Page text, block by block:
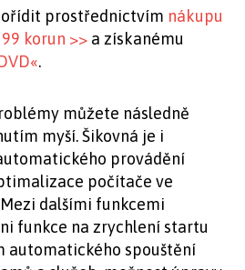
prostřednictvím nákupu
korun >> a získanému
.
můžete následně
myší. Šikovná je i
provádění
počítače ve
dalšími funkcemi
funkce na zrychlení startu
automatického spouštění